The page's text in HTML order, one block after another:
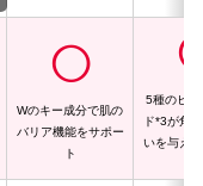
◯
Wのキー成分で肌の
バリア機能をサポー
ト
5種のヒト
ド*3が角
いを与え